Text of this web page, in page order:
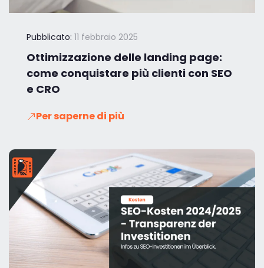
Pubblicato: 11 febbraio 2025
Ottimizzazione delle landing page:
come conquistare più clienti con SEO
e CRO
Per saperne di più